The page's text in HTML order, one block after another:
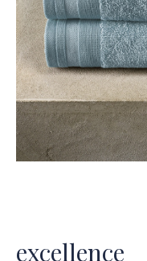
excellence